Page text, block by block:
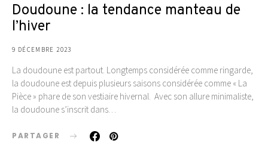
Doudoune : la tendance manteau de
l’hiver
9 DÉCEMBRE 2023
La doudoune est partout. Longtemps considérée comme ringarde,
la doudoune est depuis plusieurs saisons considérée comme « La
Pièce » phare de son vestiaire hivernal. Avec son allure minimaliste,
la doudoune s’inscrit dans…
PARTAGER